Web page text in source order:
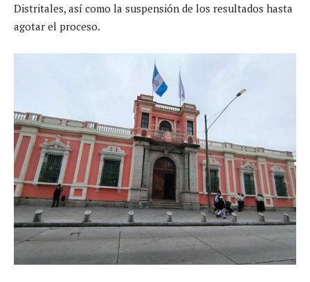
Distritales, así como la suspensión de los resultados hasta
agotar el proceso.